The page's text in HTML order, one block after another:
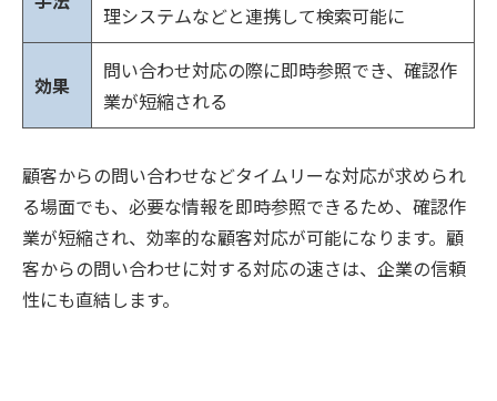
理システムなどと連携して検索可能に
効果
問い合わせ対応の際に即時参照でき、確認作
業が短縮される
顧客からの問い合わせなどタイムリーな対応が求められ
る場面でも、必要な情報を即時参照できるため、確認作
業が短縮され、効率的な顧客対応が可能になります。顧
客からの問い合わせに対する対応の速さは、企業の信頼
性にも直結します。